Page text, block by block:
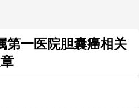
第一医院胆囊癌相关